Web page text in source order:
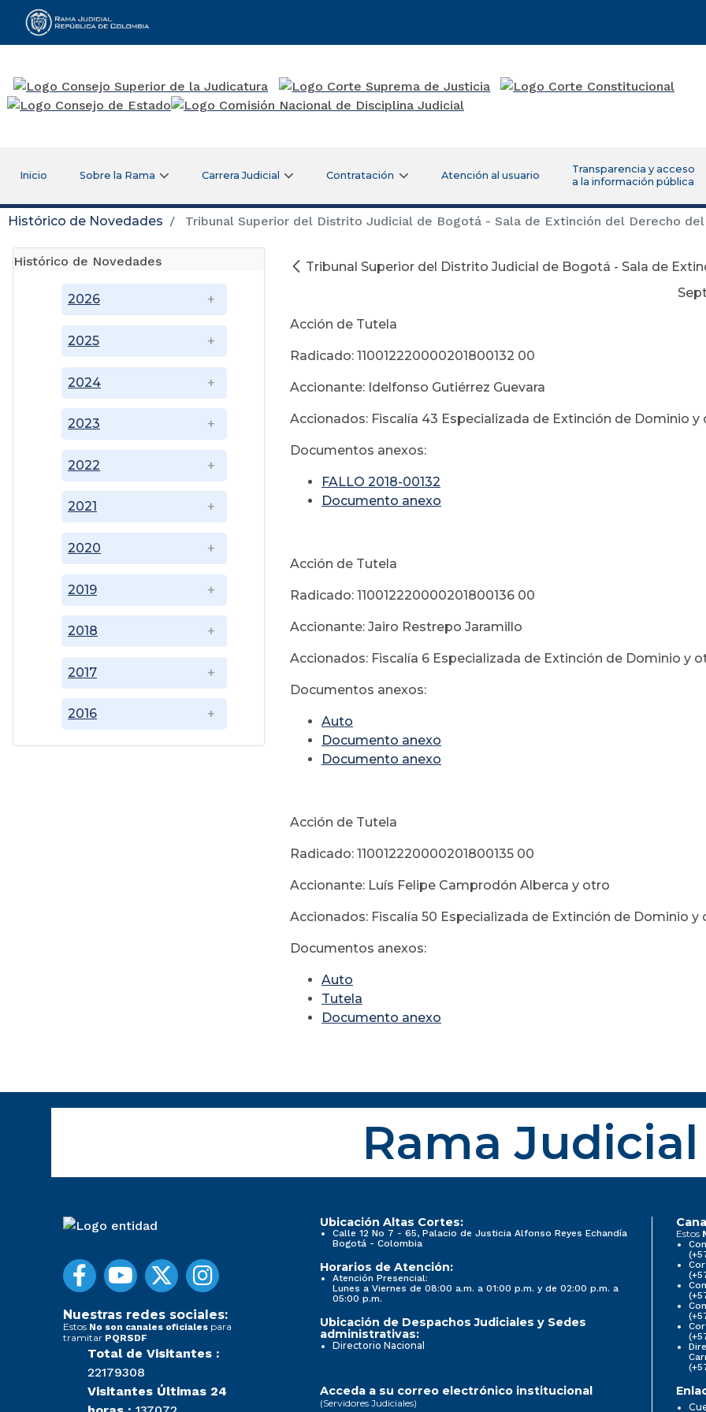
Rama Judicial
Inicio Sobre la Rama Carrera Judicial Contratación Atención al usuario
Transparencia y acceso
a la información pública
Histórico de Novedades Tribunal Superior del Distrito Judicial de Bogotá - Sala de Extinción del Derecho
Histórico de Novedades
2016
2017
2018
2019
2020
2021
2022
2023
2024
2025
2026
Tribunal Superior del Distrito Judicial de Bogotá - Sala de
Septiebre 04 de
Acción de Tutela
Radicado: 110012220000201800132 00
Accionante: Idelfonso Gutiérrez Guevara
Accionados: Fiscalía 43 Especializada de Extinción de Dominio y
Documentos anexos:
FALLO 2018-00132
Documento anexo
Acción de Tutela
Radicado: 110012220000201800136 00
Accionante: Jairo Restrepo Jaramillo
Accionados: Fiscalía 6 Especializada de Extinción de Dominio y
Documentos anexos:
Auto
Documento anexo
Documento anexo
Acción de Tutela
Radicado: 110012220000201800135 00
Accionante: Luís Felipe Camprodón Alberca y otro
Accionados: Fiscalía 50 Especializada de Extinción de Dominio y
Documentos anexos:
Auto
Tutela
Documento anexo
Rama Judicial
Nuestras redes sociales:
Estos No son canales oficiales para
tramitar PQRSDF
Total de Visitantes :
22179308
Visitantes Últimas 24
Ubicación Altas Cortes:
Calle 12 No 7 - 65, Palacio de Justicia Alfonso Reyes Echandía
Bogotá - Colombia
Horarios de Atención:
Atención Presencial:
Lunes a Viernes de 08:00 a.m. a 01:00 p.m. y de 02:00 p.m. a
05:00 p.m.
Ubicación de Despachos Judiciales y Sedes
administrativas:
Directorio Nacional
Estos
Acceda a su correo electrónico institucional
(Servidores Judiciales)